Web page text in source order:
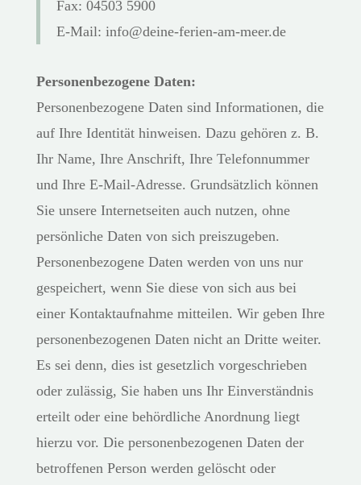
Fax: 04503 5900
E-Mail: info@deine-ferien-am-meer.de
Personenbezogene Daten:
Personenbezogene Daten sind Informationen, die
auf Ihre Identität hinweisen. Dazu gehören z. B.
Ihr Name, Ihre Anschrift, Ihre Telefonnummer
und Ihre E-Mail-Adresse. Grundsätzlich können
Sie unsere Internetseiten auch nutzen, ohne
persönliche Daten von sich preiszugeben.
Personenbezogene Daten werden von uns nur
gespeichert, wenn Sie diese von sich aus bei
einer Kontaktaufnahme mitteilen. Wir geben Ihre
personenbezogenen Daten nicht an Dritte weiter.
Es sei denn, dies ist gesetzlich vorgeschrieben
oder zulässig, Sie haben uns Ihr Einverständnis
erteilt oder eine behördliche Anordnung liegt
hierzu vor. Die personenbezogenen Daten der
betroffenen Person werden gelöscht oder